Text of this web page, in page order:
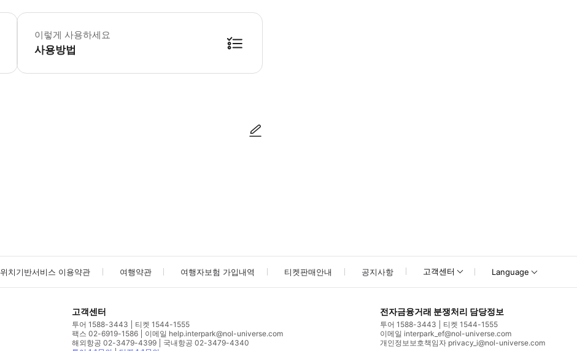
참가자의 연령은 만 12세에서 65세 사이여야 합니다. 만 18세 미만의 청소년은 법적 보호자가 동행해야 합니다. 참가 가능한 최소 신장은 130cm이며, 건
이렇게 사용하세요
사용방법
위치기반서비스 이용약관 여행약관 여행자보험 가입내역 티켓판매안내 공지사항 고객센터 Language
고객센터
투어 1588-3443
티켓 1544-1555
팩스 02-6919-1586
이메일 help.interpark@nol-universe.com
해외항공 02-3479-4399
국내항공 02-3479-4340
전자금융거래 분쟁처리 담당정보
투어 1588-3443
티켓 1544-1555
이메일 interpark_ef@nol-universe.com
개인정보보호책임자 privacy_i@nol-universe.com